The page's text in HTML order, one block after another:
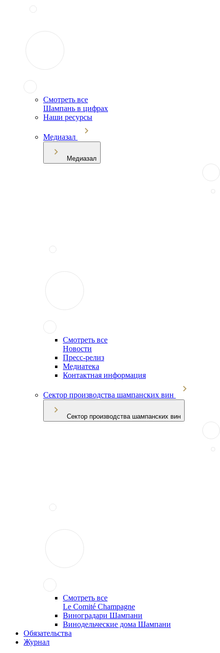
Смотреть все
Шампань в цифрах
Наши ресурсы
Медиазал
Медиазал
Смотреть все
Новости
Пресс-релиз
Медиатека
Контактная информация
Сектор производства шампанских вин
Сектор производства шампанских вин
Смотреть все
Le Comité Champagne
Виноградари Шампани
Винодельческие дома Шампани
Обязательства
Журнал